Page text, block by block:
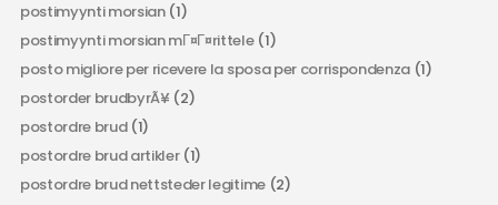
postimyynti morsian(1)
postimyynti morsian mГ¤Г¤rittele(1)
posto migliore per ricevere la sposa per corrispondenza (1)
postorder brudbyrÃ¥ (2)
postordre brud(1)
postordre brud artikler(1)
postordre brud nettsteder legitime(2)